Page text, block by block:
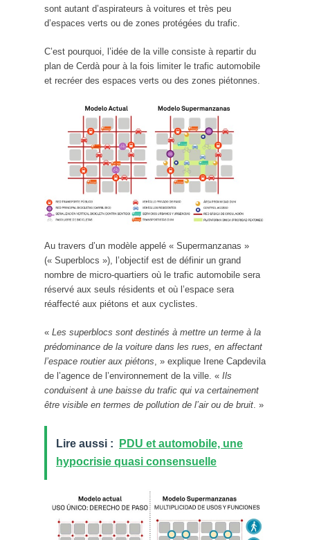
sont autant d’aspirateurs à voitures et très peu
d’espaces verts ou de zones protégées du trafic.
C’est pourquoi, l’idée de la ville consiste à repartir du
plan de Cerdà pour à la fois limiter le trafic automobile
et recréer des espaces verts ou des zones piétonnes.
Au travers d’un modèle appelé « Supermanzanas »
(« Superblocs »), l’objectif est de définir un grand
nombre de micro-quartiers où le trafic automobile sera
réservé aux seuls résidents et où l’espace sera
réaffecté aux piétons et aux cyclistes.
« Les superblocs sont destinés à mettre un terme à la
prédominance de la voiture dans les rues, en affectant
l’espace routier aux piétons, » explique Irene Capdevila
de l’agence de l’environnement de la ville. « Ils
conduisent à une baisse du trafic qui va certainement
être visible en termes de pollution de l’air ou de bruit. »
Lire aussi :
PDU et automobile, une
hypocrisie quasi consensuelle